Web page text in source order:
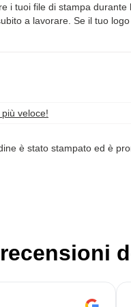
i tuoi file di stampa durante
a lavorare. Se il tuo
veloce!
è stato stampato ed è